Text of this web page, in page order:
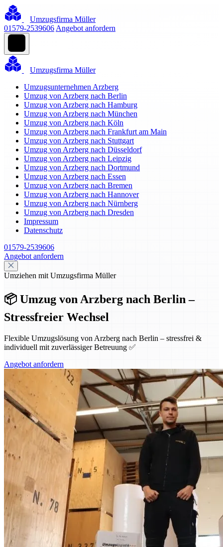
Umzugsfirma Müller
01579-2539606 Angebot anfordern
Umzugsfirma Müller
Umzugsunternehmen Arzberg
Umzug von Arzberg nach Berlin
Umzug von Arzberg nach Hamburg
Umzug von Arzberg nach München
Umzug von Arzberg nach Köln
Umzug von Arzberg nach Frankfurt am Main
Umzug von Arzberg nach Stuttgart
Umzug von Arzberg nach Düsseldorf
Umzug von Arzberg nach Leipzig
Umzug von Arzberg nach Dortmund
Umzug von Arzberg nach Essen
Umzug von Arzberg nach Bremen
Umzug von Arzberg nach Hannover
Umzug von Arzberg nach Nürnberg
Umzug von Arzberg nach Dresden
Impressum
Datenschutz
01579-2539606
Angebot anfordern
Umziehen mit Umzugsfirma Müller
📦 Umzug von Arzberg nach Berlin –
Stressfreier Wechsel
Flexible Umzugslösung von Arzberg nach Berlin – stressfrei &
individuell mit zuverlässiger Betreuung ✅
Angebot anfordern